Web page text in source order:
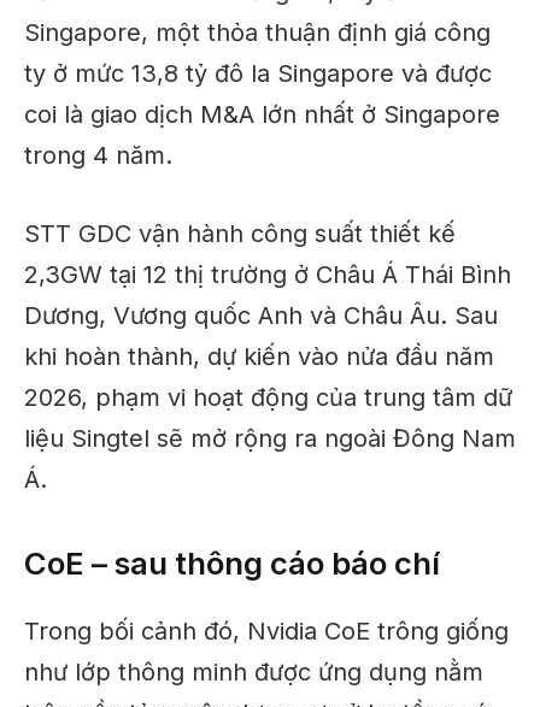
Singapore, một thỏa thuận định giá công
ty ở mức 13,8 tỷ đô la Singapore và được
coi là giao dịch M&A lớn nhất ở Singapore
trong 4 năm.
STT GDC vận hành công suất thiết kế
2,3GW tại 12 thị trường ở Châu Á Thái Bình
Dương, Vương quốc Anh và Châu Âu. Sau
khi hoàn thành, dự kiến ​​vào nửa đầu năm
2026, phạm vi hoạt động của trung tâm dữ
liệu Singtel sẽ mở rộng ra ngoài Đông Nam
Á.
CoE – sau thông cáo báo chí
Trong bối cảnh đó, Nvidia CoE trông giống
như lớp thông minh được ứng dụng nằm